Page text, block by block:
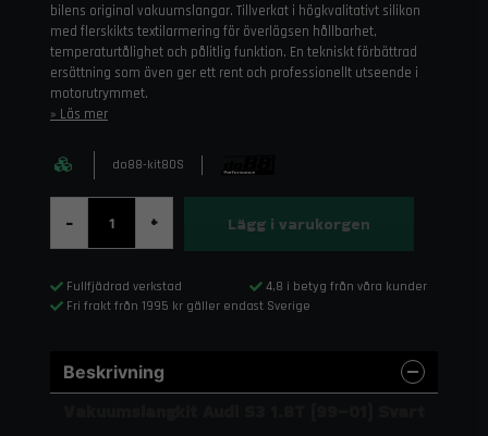
bilens original vakuumslangar. Tillverkat i högkvalitativt silikon
med flerskikts textilarmering för överlägsen hållbarhet,
temperaturtålighet och pålitlig funktion. En tekniskt förbättrad
ersättning som även ger ett rent och professionellt utseende i
motorutrymmet.
Läs mer
do88-kit80S
- + Lägg i varukorgen
Fullfjädrad verkstad
4,8 i betyg från våra kunder
Fri frakt från 1995 kr gäller endast Sverige
Beskrivning